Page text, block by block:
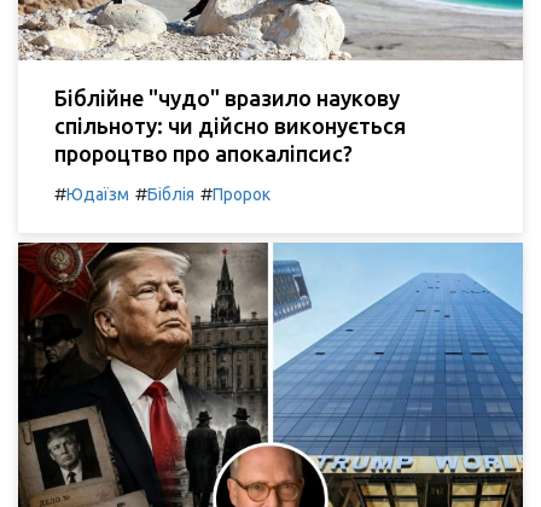
Біблійне "чудо" вразило наукову
спільноту: чи дійсно виконується
пророцтво про апокаліпсис?
#Юдаїзм #Біблія #Пророк